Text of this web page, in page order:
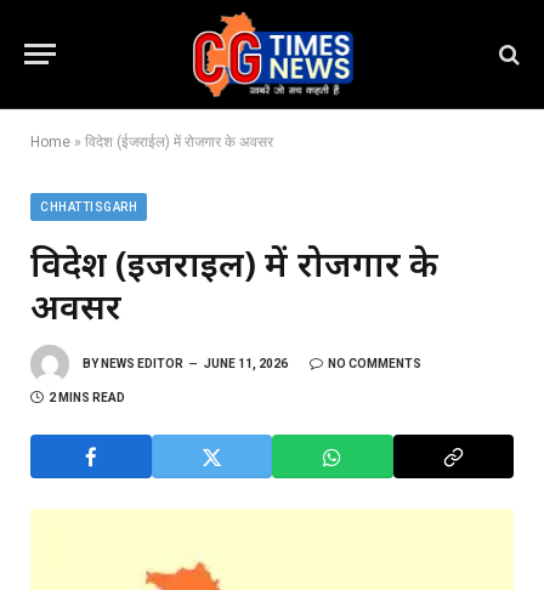
Home » विदेश (ईजराईल) में रोजगार के अवसर
CHHATTISGARH
विदेश (ईजराईल) में रोजगार के
अवसर
BY NEWS EDITOR JUNE 11, 2026 NO COMMENTS
2 MINS READ